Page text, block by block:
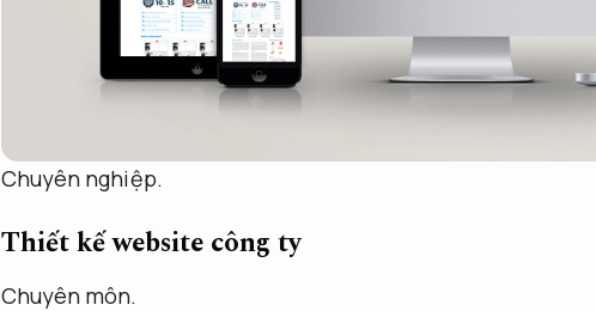
Chuyên nghiệp.
Thiết kế website công ty
Chuyên môn.